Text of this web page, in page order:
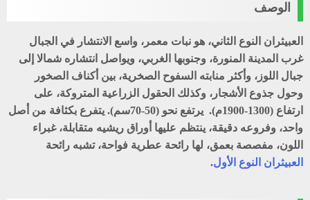
الوصف
العبيثران النوع الثاني، هو نبات معمر، واسع الانتشار في الجبال
غرب المدينة المنورة، وجنوبها الغربي، ويواصل انتشاره شمالا إلى
جبال اللوز، وأكثر منابته السفوح الصخرية، بين أكناف الصخور
وحول جذوع الأشجار، وكذلك الحقول الزراعية المتروكة، على
ارتفاع (1300-1900م). يرتفع نحو (50-70سم). يتفرع بكثافة من أصل
واحد، وفروعه دقيقة، ينتظم عليها أوراق ريشيه متقابلة، غبراء
اللون، مفصصة بعمق، لها رائحة عطرية فواحة، تشبه رائحة
العبيثران النوع الأول.